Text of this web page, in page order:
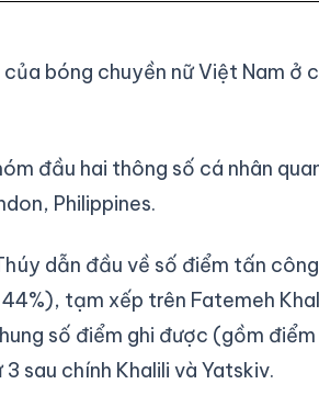
bóng chuyền nữ Việt Nam ở
đầu hai thông số cá nhân
Philippines.
dẫn đầu về số điểm tấn
tạm xếp trên Fatemeh
số điểm ghi được (gồm
sau chính Khalili và Yatskiv.